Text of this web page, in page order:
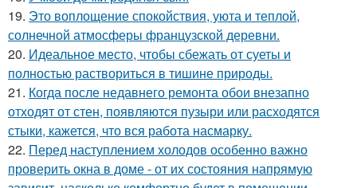
19. Это воплощение спокойствия, уюта и теплой,
солнечной атмосферы французской деревни.
20. Идеальное место, чтобы сбежать от суеты и
полностью раствориться в тишине природы.
21. Когда после недавнего ремонта обои внезапно
отходят от стен, появляются пузыри или расходятся
стыки, кажется, что вся работа насмарку.
22. Перед наступлением холодов особенно важно
проверить окна в доме - от их состояния напрямую